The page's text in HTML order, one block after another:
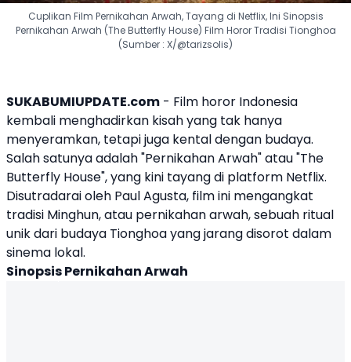
Cuplikan Film Pernikahan Arwah, Tayang di Netflix, Ini Sinopsis
Pernikahan Arwah (The Butterfly House) Film Horor Tradisi Tionghoa
(Sumber : X/@tarizsolis)
SUKABUMIUPDATE.com - Film horor Indonesia
kembali menghadirkan kisah yang tak hanya
menyeramkan, tetapi juga kental dengan budaya.
Salah satunya adalah "Pernikahan Arwah" atau "The
Butterfly House", yang kini tayang di platform Netflix.
Disutradarai oleh Paul Agusta, film ini mengangkat
tradisi Minghun, atau pernikahan arwah, sebuah ritual
unik dari budaya Tionghoa yang jarang disorot dalam
sinema lokal.
Sinopsis Pernikahan Arwah